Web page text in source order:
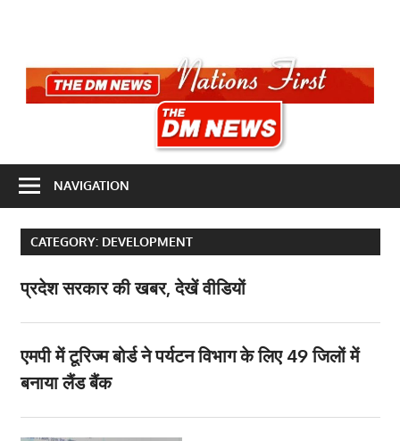
THE
DM
Nation
first
NAVIGATION
CATEGORY: DEVELOPMENT
प्रदेश सरकार की खबर, देखें वीडियों
एमपी में टूरिज्म बोर्ड ने पर्यटन विभाग के लिए 49 जिलों में
बनाया लैंड बैंक